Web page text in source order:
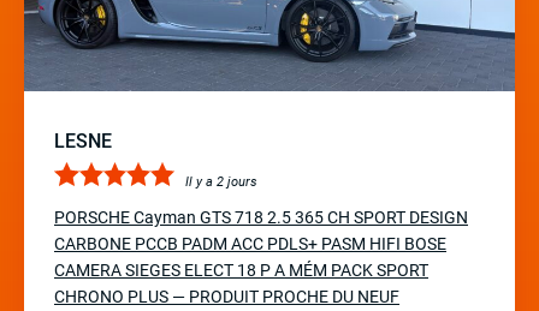
LESNE
Il y a 2 jours
PORSCHE Cayman GTS 718 2.5 365 CH SPORT DESIGN
CARBONE PCCB PADM ACC PDLS+ PASM HIFI BOSE
CAMERA SIEGES ELECT 18 P A MÉM PACK SPORT
CHRONO PLUS — PRODUIT PROCHE DU NEUF